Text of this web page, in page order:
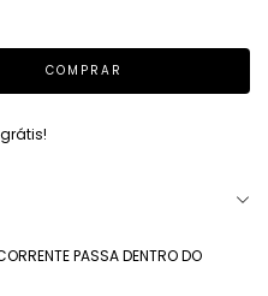
PASSA DENTRO DO